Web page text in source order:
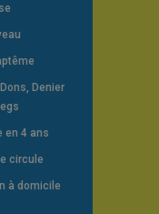
Denier
en 4 ans
circule
à domicile